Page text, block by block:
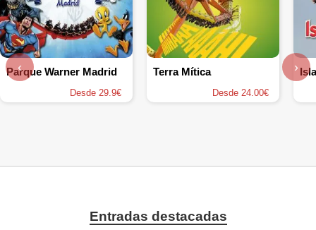
Parque Warner Madrid
Desde 29.9€
Terra Mítica
Desde 24.00€
‹ ›
Entradas destacadas